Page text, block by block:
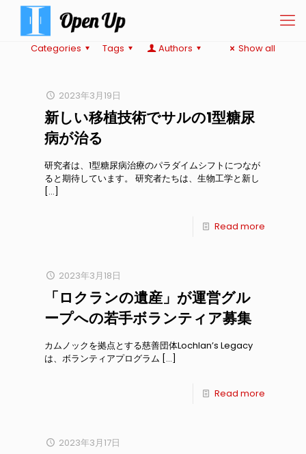
Categories Tags Authors Show all
2023年3月19日
新しい移植技術でサルの1型糖尿
病が治る
研究者は、1型糖尿病治療のパラダイムシフトにつなが
ると期待しています。 研究者たちは、生物工学と新し
[…]
Read more
2023年3月18日
「ロクランの遺産」が運営グル
ープへの若手ボランティア募集
カムノックを拠点とする慈善団体Lochlan’s Legacy
は、ボランティアプログラム […]
Read more
2023年3月17日